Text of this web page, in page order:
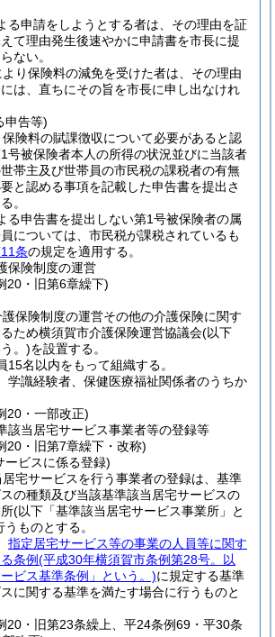
る申請をしようとする者は、その理由を証
て理由発生後速やかに申請書を市長に提
ない。
り保険料の減免を受けた者は、その理由
は、直ちにその旨を市長に申し出なけれ
申告等)
険料の賦課徴収について必要があると認
号被保険者本人の所得の状況並びに当該者
帯主及び世帯員の市民税の課税者の有無
と認める事項を記載した申告書を提出さ
。
る申告書を提出しない第1号被保険者の属
については、市民税が課税されているも
条の規定を適用する。
保険制度の運営
20・旧第6章繰下)
保険制度の運営その他の介護保険に関す
ため横須賀市介護保険運営協議会(以下
。)を設置する。
15名以内をもって組織する。
学識経験者、保健医療福祉関係者のうちか
20・一部改正)
該当居宅サービス事業者等の登録等
20・旧第7章繰下・改称)
ービスに係る登録)
宅サービスを行う事業者の登録は、基準
の種類及び当該基準該当居宅サービスの
(以下「基準該当居宅サービス事業所」と
うものとする。
指定居宅サービス等の事業の人員等に関す
条例(平成30年横須賀市条例第28号。以
ビス基準条例」という。)に規定する基準
に関する基準を満たす場合に行うものと
20・旧第23条繰上、平24条例69・平30条